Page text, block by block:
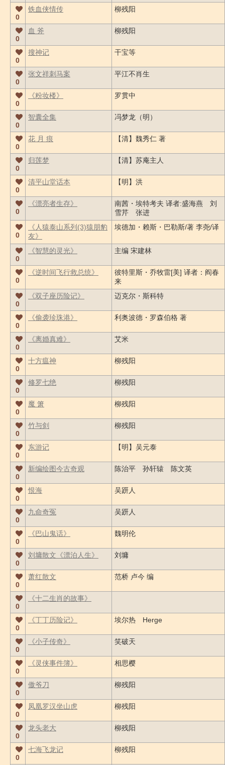
0
铁血侠情传 柳残阳
0
血 斧 柳残阳
0
搜神记 干宝等
0
张文祥刺马案 平江不肖生
0
《粉妆楼》 罗贯中
0
智囊全集 冯梦龙（明）
0
花 月 痕 【清】魏秀仁 著
0
归莲梦 【清】苏庵主人
0
清平山堂话本 【明】洪
0
《漂亮者生存》
南茜・埃特考夫 译者:盛海燕 刘
雪芹 张进
0
《人猿泰山系列(3)猿朋豹
友》
埃德加・赖斯・巴勒斯/著 李尧/译
0
《智慧的灵光》 主编 宋建林
0
《逆时间飞行救总统》
彼特里斯・乔牧雷[美] 译者：阎春
来
0
《双子座历险记》 迈克尔・斯科特
0
《偷袭珍珠港》 利奥波德・罗森伯格 著
0
《离婚真难》 艾米
0
十方瘟神 柳残阳
0
修罗七绝 柳残阳
0
魔 箫 柳残阳
0
竹与剑 柳残阳
0
东游记 【明】吴元泰
0
新编绘图今古奇观 陈治平 孙轩辕 陈文英
0
恨海 吴趼人
0
九命奇冤 吴趼人
0
《巴山鬼话》 魏明伦
0
刘墉散文《漂泊人生》 刘墉
0
萧红散文 范桥 卢今 编
0
《十二生肖的故事》
0
《丁丁历险记》 埃尔热 Herge
0
《小子传奇》 笑破天
0
《灵侠事件簿》 相思樱
0
傲爷刀 柳残阳
0
凤凰罗汉坐山虎 柳残阳
0
龙头老大 柳残阳
0
七海飞龙记 柳残阳